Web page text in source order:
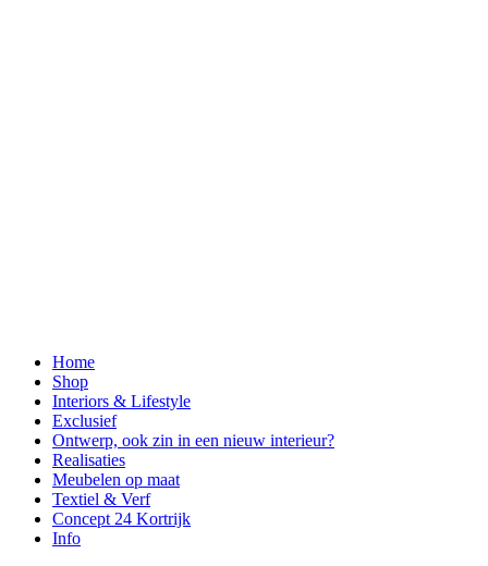
Home
Shop
Interiors & Lifestyle
Exclusief
Ontwerp, ook zin in een nieuw interieur?
Realisaties
Meubelen op maat
Textiel & Verf
Concept 24 Kortrijk
Info